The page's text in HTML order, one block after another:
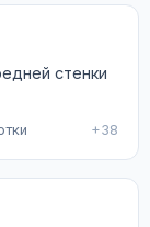
стенки
+38